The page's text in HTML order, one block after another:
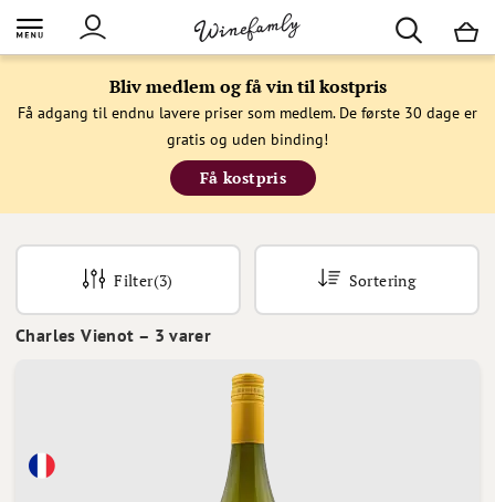
Bliv medlem og få vin til kostpris
Få adgang til endnu lavere priser som medlem. De første 30 dage er
gratis og uden binding!
Få kostpris
Charles Vienot – 3 varer
Filter(3) Sortering